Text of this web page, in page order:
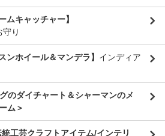
キャッチャー】
り
ホイール＆マンデラ】 インディア
のダイチャート＆シャーマンのメ
ム＞
工芸クラフトアイテム/インテリ